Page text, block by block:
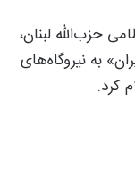
حزب‌الله لبنان،
به نیروگاه‌های
کرد.